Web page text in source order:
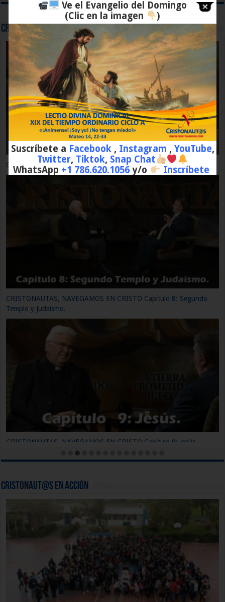
Cristonaut@s - Historia de la Salvación
CRISTONAUTAS, NAVEGAMOS EN CRISTO Capítulo 10: El Cristo
de la Fe.
CRISTONAUTAS, NAVEGAMOS EN CRISTO Capítulo 11: Primeros
Cristianos.
CRISTONAUTAS, NAVEGAMOS EN CRISTO Capítulo 12: Nacimiento
de la Iglesia.
Cristonaut@s en acción
Ve el Evangelio del Domingo
(Clic en la imagen
)
Suscríbete a Facebook, Instagram , YouTube,
Twitter, Tiktok, Snap Chat
WhatsApp +1 786.620.1056 y/o Inscríbete